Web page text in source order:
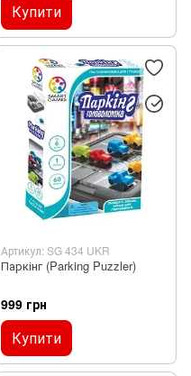
Купити
Артикул: SG 434 UKR
Паркінг (Parking Puzzler)
999 грн
Купити